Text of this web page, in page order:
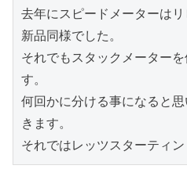
去年にスピードメーターは
新品同様でした。
それでもスタックメーター
す。
何回かに分ける事になると
きます。
それではレッツスターティン